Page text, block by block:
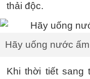
thải độc.
Hãy uống nước
Khi thời tiết sang